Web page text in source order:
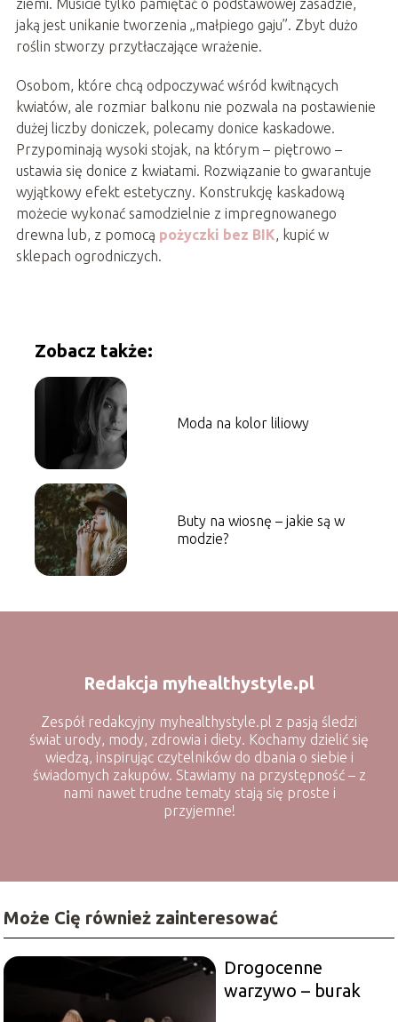
jaką jest unikanie tworzenia „małpiego gaju”. Zbyt dużo
roślin stworzy przytłaczające wrażenie.
Osobom, które chcą odpoczywać wśród kwitnących
kwiatów, ale rozmiar balkonu nie pozwala na postawienie
dużej liczby doniczek, polecamy donice kaskadowe.
Przypominają wysoki stojak, na którym – piętrowo –
ustawia się donice z kwiatami. Rozwiązanie to gwarantuje
wyjątkowy efekt estetyczny. Konstrukcję kaskadową
możecie wykonać samodzielnie z impregnowanego
drewna lub, z pomocą pożyczki bez BIK , kupić w
sklepach ogrodniczych.
Zobacz także:
Moda na kolor liliowy
Buty na wiosnę – jakie są w
modzie?
Redakcja myhealthystyle.pl
Zespół redakcyjny myhealthystyle.pl z pasją śledzi
świat urody, mody, zdrowia i diety. Kochamy dzielić się
wiedzą, inspirując czytelników do dbania o siebie i
świadomych zakupów. Stawiamy na przystępność – z
nami nawet trudne tematy stają się proste i
przyjemne!
Może Cię również zainteresować
Drogocenne
warzywo – burak